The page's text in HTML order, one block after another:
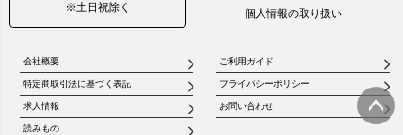
※土日祝除く
個人情報の取り扱い
会社概要 ご利用ガイド
特定商取引法に基づく表記 プライバシーポリシー
求人情報 お問い合わせ
読みもの